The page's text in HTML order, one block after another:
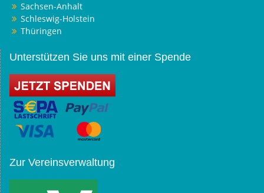
Sachsen-Anhalt
Schleswig-Holstein
Thüringen
Unterstützen Sie uns mit einer Spende
Zur Vereinsverwaltung